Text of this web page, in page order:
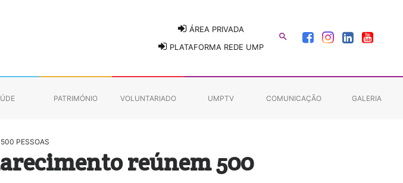
ÁREA PRIVADA
PLATAFORMA REDE UMP

PATRIMÓNIO VOLUNTARIADO UMPTV COMUNICAÇÃO GALERIA
PESSOAS
reúnem 500